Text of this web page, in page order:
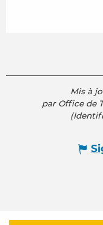
Mis à
par Office de